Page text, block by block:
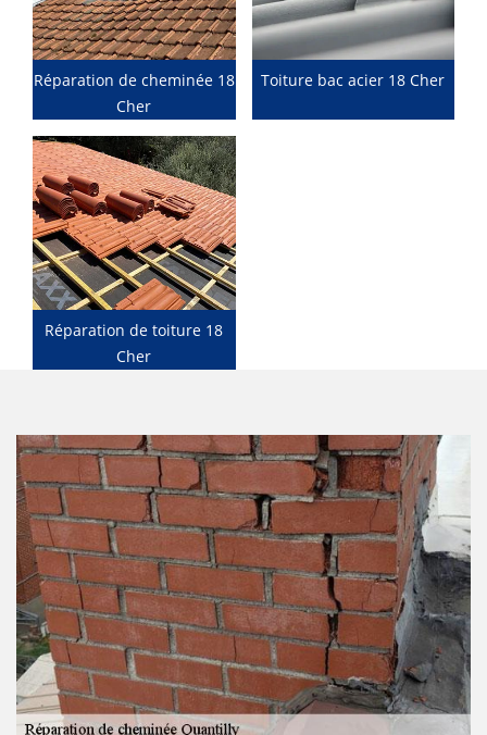
Réparation de cheminée 18
Cher
Toiture bac acier 18 Cher
Réparation de toiture 18
Cher